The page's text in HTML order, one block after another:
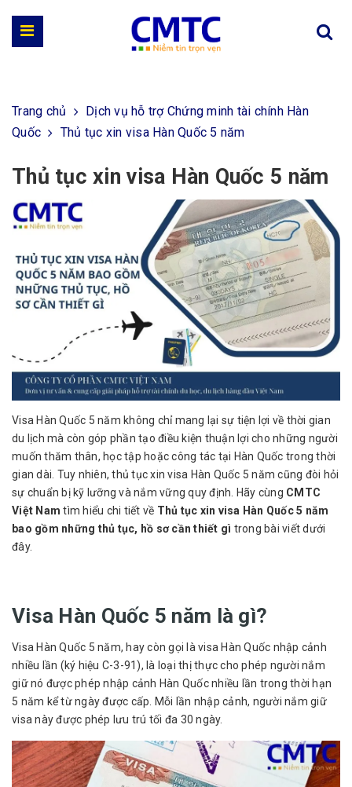
Trang chủ
Dịch vụ hỗ trợ Chứng minh tài chính Hàn
Quốc
Thủ tục xin visa Hàn Quốc 5 năm
Thủ tục xin visa Hàn Quốc 5 năm
Visa Hàn Quốc 5 năm không chỉ mang lại sự tiện lợi về thời gian
du lịch mà còn góp phần tạo điều kiện thuận lợi cho những người
muốn thăm thân, học tập hoặc công tác tại Hàn Quốc trong thời
gian dài. Tuy nhiên, thủ tục xin visa Hàn Quốc 5 năm cũng đòi hỏi
sự chuẩn bị kỹ lưỡng và nắm vững quy định. Hãy cùng CMTC
Việt Nam tìm hiểu chi tiết về Thủ tục xin visa Hàn Quốc 5 năm
bao gồm những thủ tục, hồ sơ cần thiết gì trong bài viết dưới
đây.
Visa Hàn Quốc 5 năm là gì?
Visa Hàn Quốc 5 năm, hay còn gọi là visa Hàn Quốc nhập cảnh
nhiều lần (ký hiệu C-3-91), là loại thị thực cho phép người nắm
giữ nó được phép nhập cảnh Hàn Quốc nhiều lần trong thời hạn
5 năm kể từ ngày được cấp. Mỗi lần nhập cảnh, người nắm giữ
visa này được phép lưu trú tối đa 30 ngày.